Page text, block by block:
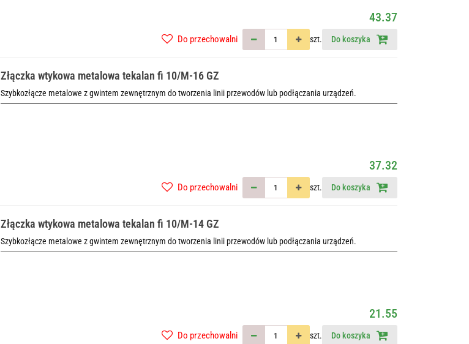
43.37
szt. Do koszyka
Do przechowalni
Złączka wtykowa metalowa tekalan fi 10/M-16 GZ
Szybkozłącze metalowe z gwintem zewnętrznym do tworzenia linii przewodów lub podłączania urządzeń.
37.32
szt. Do koszyka
Do przechowalni
Złączka wtykowa metalowa tekalan fi 10/M-14 GZ
Szybkozłącze metalowe z gwintem zewnętrznym do tworzenia linii przewodów lub podłączania urządzeń.
21.55
szt. Do koszyka
Do przechowalni